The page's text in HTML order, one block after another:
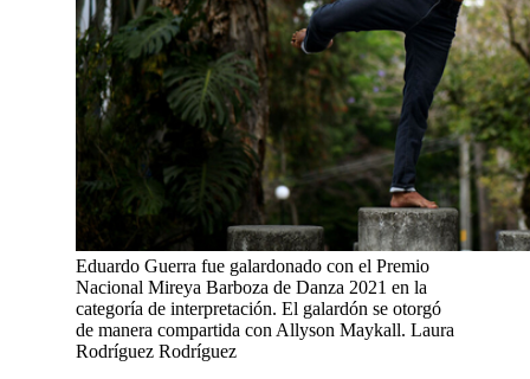
Eduardo Guerra fue galardonado con el Premio
Nacional Mireya Barboza de Danza 2021 en la
categoría de interpretación. El galardón se otorgó
de manera compartida con Allyson Maykall. Laura
Rodríguez Rodríguez